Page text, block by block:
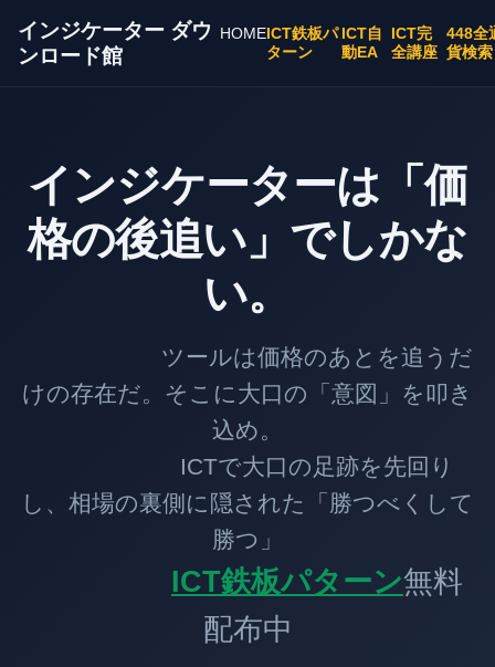
インジケーター ダウ
ンロード館
HOMEICT鉄板パ
ターン
ICT自
動EA
ICT完
全講座
448全
貨検索
インジケーターは「価
格の後追い」でしかな
い。
ツールは価格のあとを追うだ
けの存在だ。そこに大口の「意図」を叩き
込め。
ICTで大口の足跡を先回り
し、相場の裏側に隠された「勝つべくして
勝つ」
ICT鉄板パターン無料
配布中